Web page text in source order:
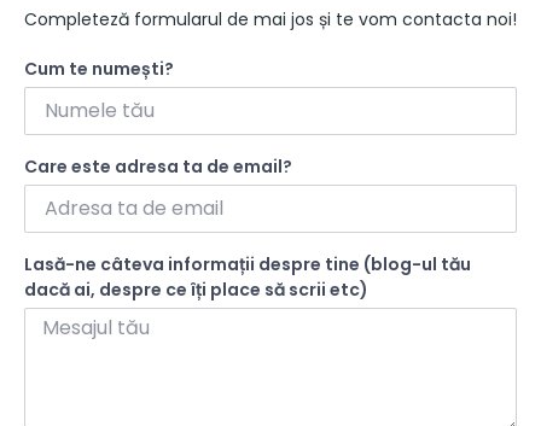
Completeză formularul de mai jos și te vom contacta noi!
Cum te numești?
Care este adresa ta de email?
Lasă-ne câteva informații despre tine (blog-ul tău
dacă ai, despre ce îți place să scrii etc)